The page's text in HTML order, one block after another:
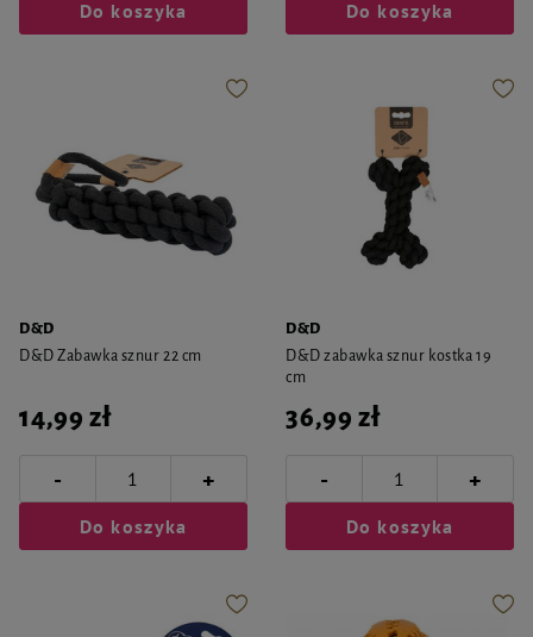
Do koszyka Do koszyka
D&D
D&D Zabawka sznur 22 cm
14,99 zł
- +
Do koszyka
D&D
D&D zabawka sznur kostka 19
cm
36,99 zł
- +
Do koszyka